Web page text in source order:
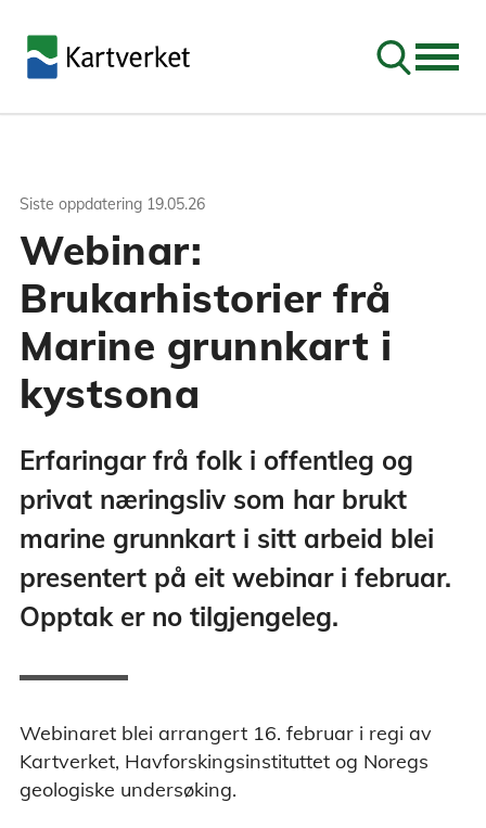
Søk
Siste oppdatering 19.05.26
Webinar:
Brukarhistorier frå
Marine grunnkart i
kystsona
Erfaringar frå folk i offentleg og
privat næringsliv som har brukt
marine grunnkart i sitt arbeid blei
presentert på eit webinar i februar.
Opptak er no tilgjengeleg.
Webinaret blei arrangert 16. februar i regi av
Kartverket, Havforskingsinstituttet og Noregs
geologiske undersøking.